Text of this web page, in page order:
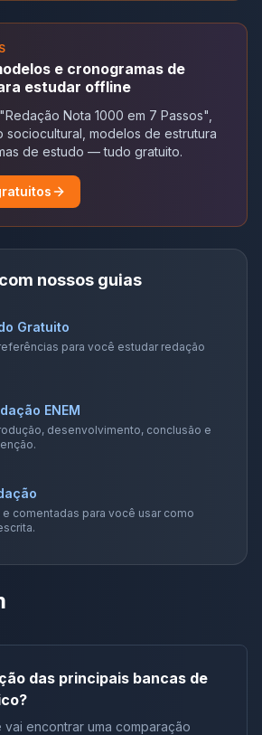
e cronogramas de
estudar offline
Nota 1000 em 7 Passos",
sociocultural, modelos de estrutura
de estudo — tudo gratuito.
nossos guias
Gratuito
para você estudar redação
ENEM
desenvolvimento, conclusão e
comentadas para você usar como
das principais bancas de
encontrar uma comparação